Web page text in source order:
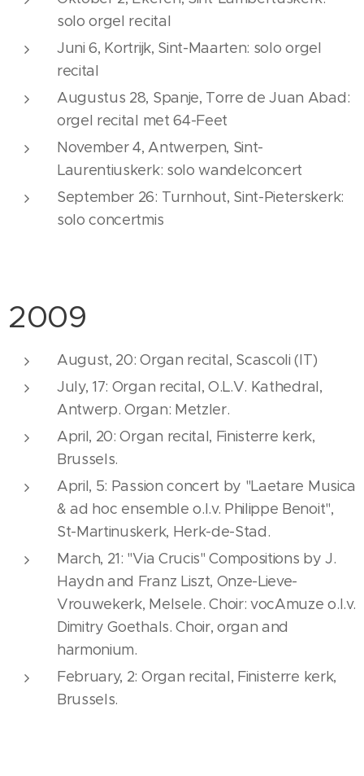
solo orgel recital
Juni 6, Kortrijk, Sint-Maarten: solo orgel
recital
Augustus 28, Spanje, Torre de Juan Abad:
orgel recital met 64-Feet
November 4, Antwerpen, Sint-
Laurentiuskerk: solo wandelconcert
September 26: Turnhout, Sint-Pieterskerk:
solo concertmis
2009
August, 20: Organ recital, Scascoli (IT)
July, 17: Organ recital, O.L.V. Kathedral,
Antwerp. Organ: Metzler.
April, 20: Organ recital, Finisterre kerk,
Brussels.
April, 5: Passion concert by "Laetare Musica
& ad hoc ensemble o.l.v. Philippe Benoit",
St-Martinuskerk, Herk-de-Stad.
March, 21: "Via Crucis" Compositions by J.
Haydn and Franz Liszt, Onze-Lieve-
Vrouwekerk, Melsele. Choir: vocAmuze o.l.v.
Dimitry Goethals. Choir, organ and
harmonium.
February, 2: Organ recital, Finisterre kerk,
Brussels.